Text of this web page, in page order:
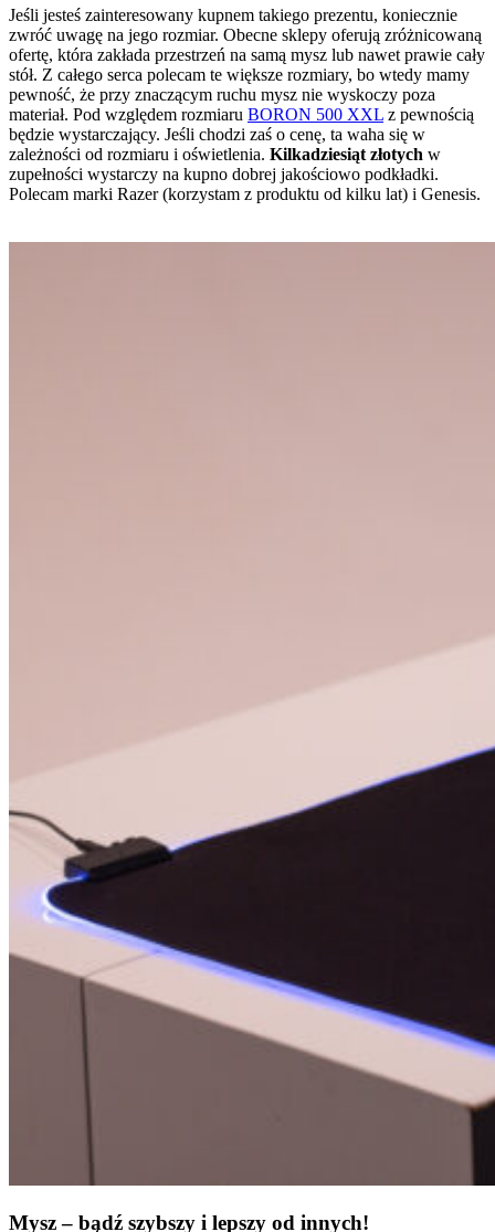
Jeśli jesteś zainteresowany kupnem takiego prezentu, koniecznie
zwróć uwagę na jego rozmiar. Obecne sklepy oferują zróżnicowaną
ofertę, która zakłada przestrzeń na samą mysz lub nawet prawie cały
stół. Z całego serca polecam te większe rozmiary, bo wtedy mamy
pewność, że przy znaczącym ruchu mysz nie wyskoczy poza
materiał. Pod względem rozmiaru BORON 500 XXL z pewnością
będzie wystarczający. Jeśli chodzi zaś o cenę, ta waha się w
zależności od rozmiaru i oświetlenia. Kilkadziesiąt złotych w
zupełności wystarczy na kupno dobrej jakościowo podkładki.
Polecam marki Razer (korzystam z produktu od kilku lat) i Genesis.
Mysz – bądź szybszy i lepszy od innych!